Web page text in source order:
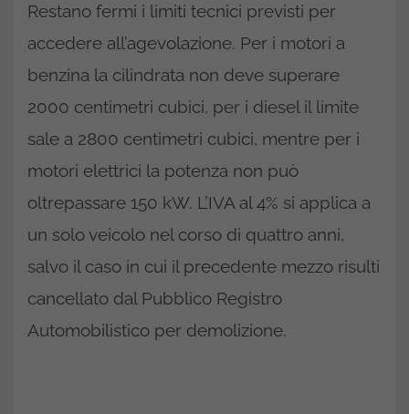
Restano fermi i limiti tecnici previsti per
accedere all’agevolazione. Per i motori a
benzina la cilindrata non deve superare
2000 centimetri cubici, per i diesel il limite
sale a 2800 centimetri cubici, mentre per i
motori elettrici la potenza non può
oltrepassare 150 kW. L’IVA al 4% si applica a
un solo veicolo nel corso di quattro anni,
salvo il caso in cui il precedente mezzo risulti
cancellato dal Pubblico Registro
Automobilistico per demolizione.